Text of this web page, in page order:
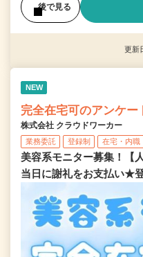
後で見る
更新
NEW
完全在宅可のアンケー
株式会社 クラウドワーカー
業務委託 登録制 在宅・内職
美容系モニター募集！【
当日に謝礼をお支払い★